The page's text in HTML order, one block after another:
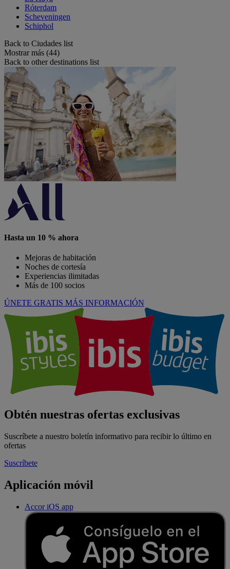
Róterdam
Scheveningen
Schiphol
Back to Ciudades list
Mostrar más (44)
Back to other destinations list
Hasta un 10 % ahora
Mejoras de habitación
Noches de cortesía
Experiencias ilimitadas
Más de 100 socios
ÚNETE GRATIS MÁS INFORMACIÓN
Obtén nuestras ofertas exclusivas
Suscríbete a nuestro boletín informativo para recibir lo último en
ofertas
Suscríbete
Aplicación móvil
Accor iOS app